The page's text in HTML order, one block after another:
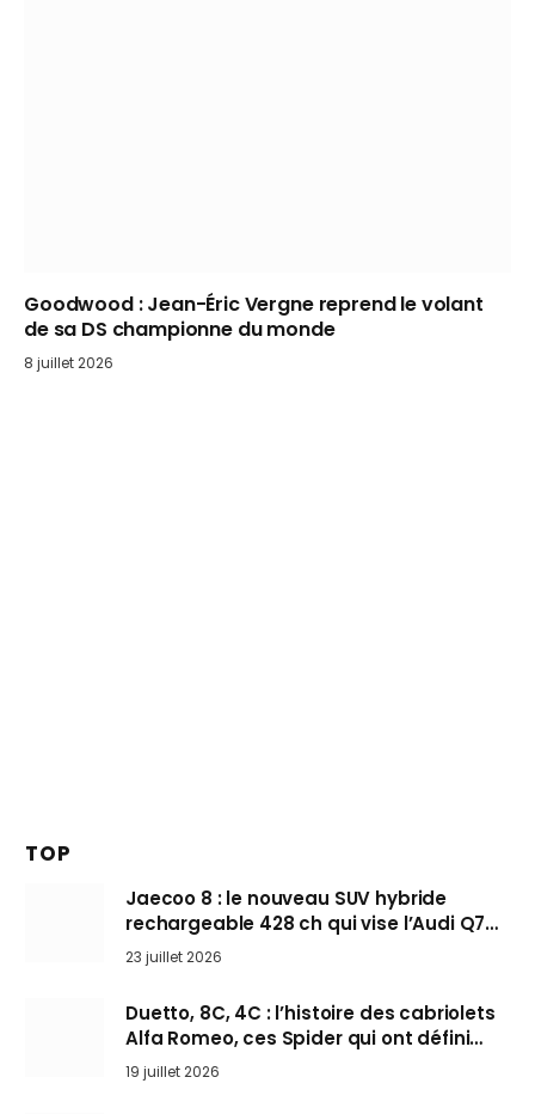
Goodwood : Jean-Éric Vergne reprend le volant
de sa DS championne du monde
8 juillet 2026
TOP
Jaecoo 8 : le nouveau SUV hybride
rechargeable 428 ch qui vise l’Audi Q7
arrive en Europe cet automne
23 juillet 2026
Duetto, 8C, 4C : l’histoire des cabriolets
Alfa Romeo, ces Spider qui ont défini
l’art de rouler cheveux au vent
19 juillet 2026